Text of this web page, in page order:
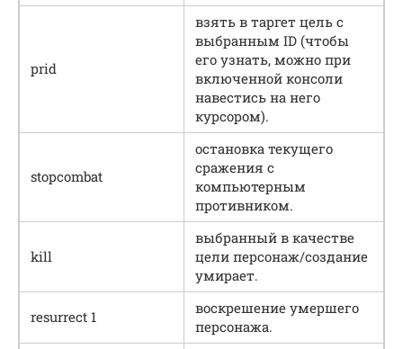
prid
взять в таргет цель с
выбранным ID (чтобы
его узнать, можно при
включенной консоли
навестись на него
курсором).
stopcombat
остановка текущего
сражения с
компьютерным
противником.
kill
выбранный в качестве
цели персонаж/создание
умирает.
resurrect 1
воскрешение умершего
персонажа.